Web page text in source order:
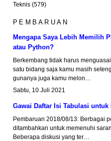
Teknis 579
PEMBARUAN
Mengapa Saya Lebih Memilih
atau Python?
Berkembang tidak harus
satu bidang saja kamu masih
gunanya juga kamu melon…
Sabtu, 10 Juli 2021
Gawai Daftar Isi Tabulasi untuk
Pembaruan 2018/08/13: Berbagai
ditambahkan untuk memenuhi
Beberapa diskusi yang ter…